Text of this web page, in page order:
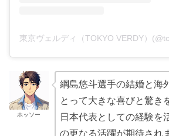
東京ヴェルディ（TOKYO VERDY）
ホッソー
綱島悠斗選手の結婚と海
とって大きな喜びと驚き
日本代表としての経験を
の更なる活躍が期待され